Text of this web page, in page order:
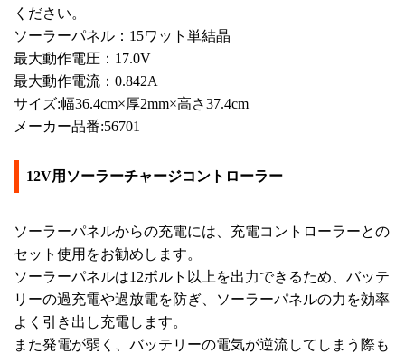
ください。
ソーラーパネル：15ワット単結晶
最大動作電圧：17.0V
最大動作電流：0.842A
サイズ:幅36.4cm×厚2mm×高さ37.4cm
メーカー品番:56701
12V用ソーラーチャージコントローラー
ソーラーパネルからの充電には、充電コントローラーとの
セット使用をお勧めします。
ソーラーパネルは12ボルト以上を出力できるため、バッテ
リーの過充電や過放電を防ぎ、ソーラーパネルの力を効率
よく引き出し充電します。
また発電が弱く、バッテリーの電気が逆流してしまう際も